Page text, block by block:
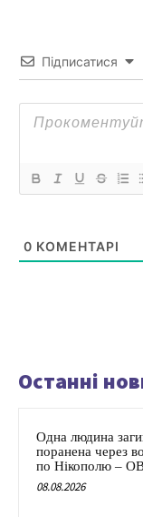
Підписатися
0 КОМЕНТАРІ
Останні
Одна людина
поранена через
по Нікополю –
08.08.2026